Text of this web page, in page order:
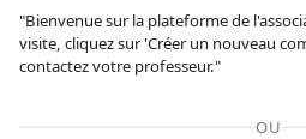
"Bienvenue sur la plateforme de
visite, cliquez sur 'Créer un nouveau
contactez votre professeur."
OU